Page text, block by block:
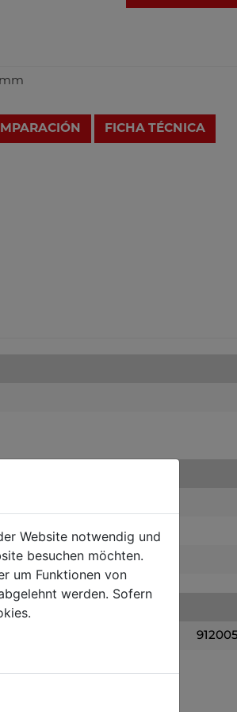
FICHA TÉCNICA
Website notwendig und
besuchen möchten.
um Funktionen von
werden. Sofern